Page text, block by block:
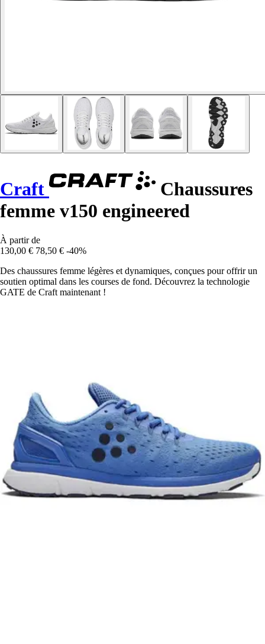
Craft
Chaussures
femme v150 engineered
À partir de
130,00 € 78,50 € -40%
Des chaussures femme légères et dynamiques, conçues pour offrir un
soutien optimal dans les courses de fond. Découvrez la technologie
GATE de Craft maintenant !